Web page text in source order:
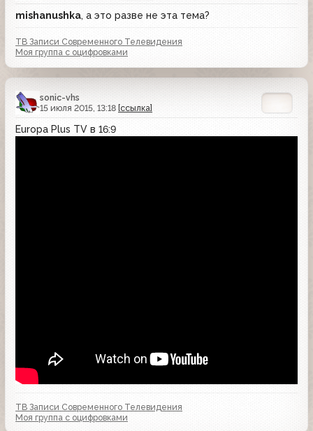
mishanushka, а это разве не эта тема?
ТВ Записи Современного Телевидения
Моя группа с оцифровками
sonic-vhs
15 июля 2015, 13:18 [ссылка]
Europa Plus TV в 16:9
ТВ Записи Современного Телевидения
Моя группа с оцифровками